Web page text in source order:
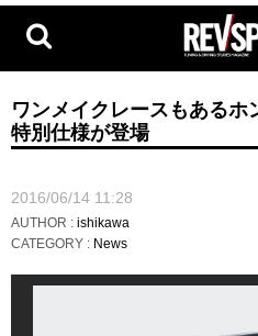
ワンメイクレースもあるホ
特別仕様が登場
2016/06/14 11:28
AUTHOR : ishikawa
CATEGORY : News